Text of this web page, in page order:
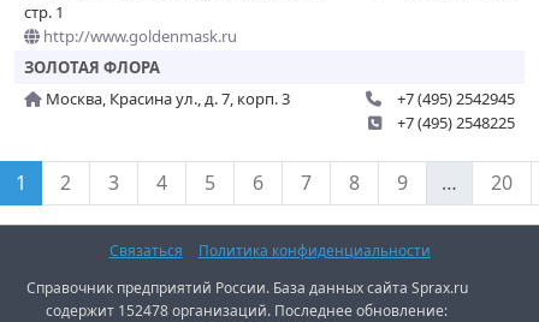
стр. 1
http://www.goldenmask.ru
ЗОЛОТАЯ ФЛОРА
Москва, Красина ул., д. 7, корп. 3
+7 (495) 2542945
+7 (495) 2548225
1 2 3 4 5 6 7 8 9 … 20
Связаться
Политика конфиденциальности
Справочник предприятий России. База данных сайта Sprax.ru
содержит 152478 организаций. Последнее обновление: